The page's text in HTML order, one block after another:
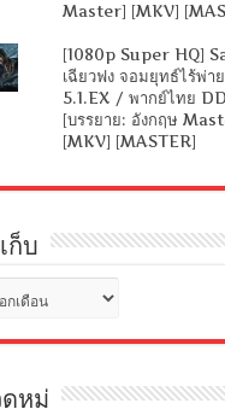
Master] [MKV]
[1080p Super HQ]
เฉียวฟง จอมยุทธ์ไร้พ่า
5.1.EX / พากย์ไทย
[บรรยาย: อังกฤษ
[MKV] [MASTER]
ก็บ
หมู่